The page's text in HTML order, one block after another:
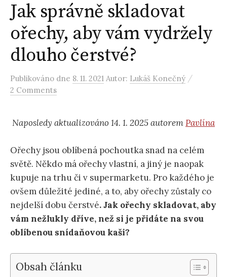
Jak správně skladovat
ořechy, aby vám vydržely
dlouho čerstvé?
Publikováno dne 8. 11. 2021 Autor: Lukáš Konečný /
2 Comments
Naposledy aktualizováno 14. 1. 2025 autoremPavlína
Ořechy jsou oblíbená pochoutka snad na celém
světě. Někdo má ořechy vlastní, a jiný je naopak
kupuje na trhu či v supermarketu. Pro každého je
ovšem důležité jediné, a to, aby ořechy zůstaly co
nejdelší dobu čerstvé. Jak ořechy skladovat, aby
vám nežlukly dříve, než si je přidáte na svou
oblíbenou snídaňovou kaši?
Obsah článku